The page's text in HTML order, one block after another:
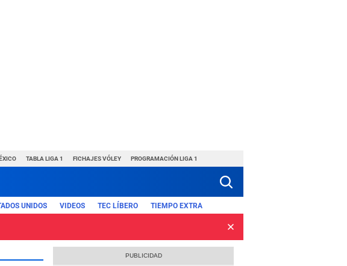
TABLA LIGA 1 FICHAJES VÓLEY PROGRAMACIÓN LIGA 1
UNIDOS VIDEOS TEC LÍBERO TIEMPO EXTRA